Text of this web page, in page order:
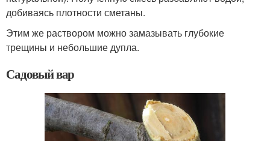
добиваясь плотности сметаны.
Этим же раствором можно замазывать глубокие
трещины и небольшие дупла.
Садовый вар